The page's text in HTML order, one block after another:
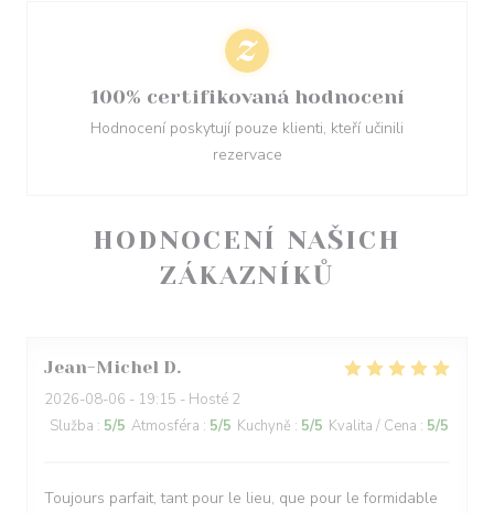
HODNOCENÍ NAŠICH
ZÁKAZNÍKŮ
Jean-Michel D
2026-08-06 - 19:15 - Hosté 2
Služba : 5/5 Atmosféra : 5/5 Kuchyně : 5/5 Kvalita / Cena : 5/5
Toujours parfait, tant pour le lieu, que pour le formidable
100% certifikovaná hodnocení
Hodnocení poskytují pouze klienti, kteří učinili
rezervace